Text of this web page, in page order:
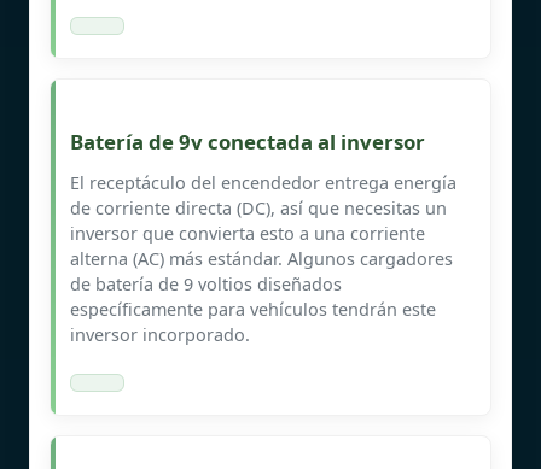
Batería de 9v conectada al inversor
El receptáculo del encendedor entrega energía
de corriente directa (DC), así que necesitas un
inversor que convierta esto a una corriente
alterna (AC) más estándar. Algunos cargadores
de batería de 9 voltios diseñados
específicamente para vehículos tendrán este
inversor incorporado.